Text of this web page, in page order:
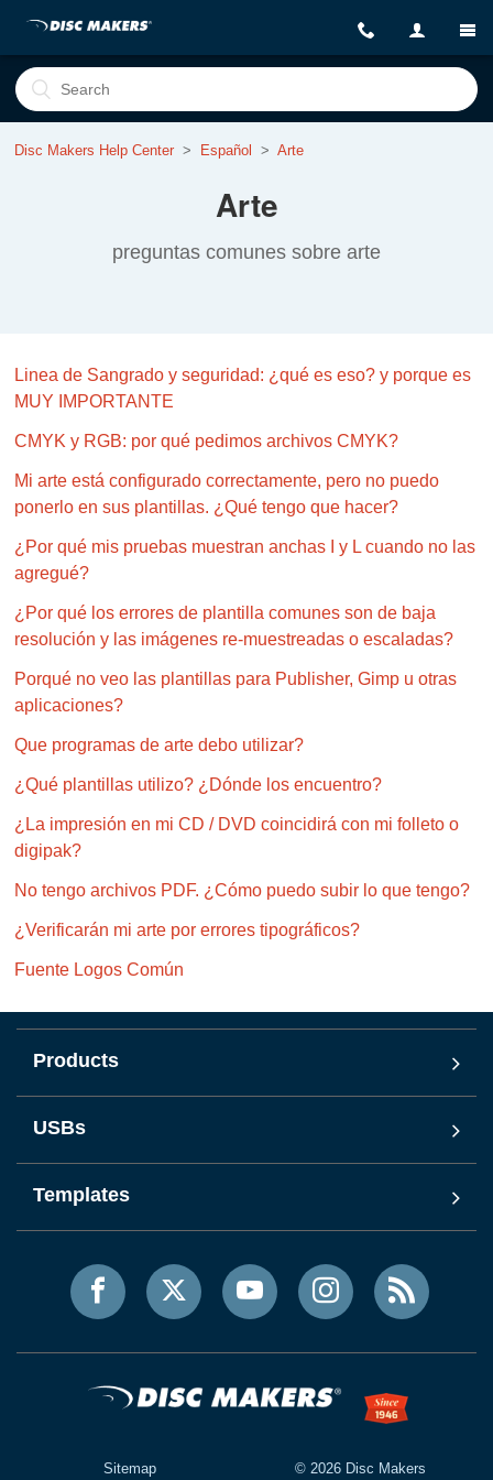
Disc Makers Help Center Español Arte
Arte
preguntas comunes sobre arte
Linea de Sangrado y seguridad: ¿qué es eso? y porque es
MUY IMPORTANTE
CMYK y RGB: por qué pedimos archivos CMYK?
Mi arte está configurado correctamente, pero no puedo
ponerlo en sus plantillas. ¿Qué tengo que hacer?
¿Por qué mis pruebas muestran anchas I y L cuando no las
agregué?
¿Por qué los errores de plantilla comunes son de baja
resolución y las imágenes re-muestreadas o escaladas?
Porqué no veo las plantillas para Publisher, Gimp u otras
aplicaciones?
Que programas de arte debo utilizar?
¿Qué plantillas utilizo? ¿Dónde los encuentro?
¿La impresión en mi CD / DVD coincidirá con mi folleto o
digipak?
No tengo archivos PDF. ¿Cómo puedo subir lo que tengo?
¿Verificarán mi arte por errores tipográficos?
Fuente Logos Común
Products
USBs
Templates
Sitemap © 2026Disc Makers